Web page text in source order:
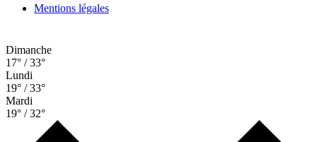
Mentions légales
Dimanche
17° / 33°
Lundi
19° / 33°
Mardi
19° / 32°